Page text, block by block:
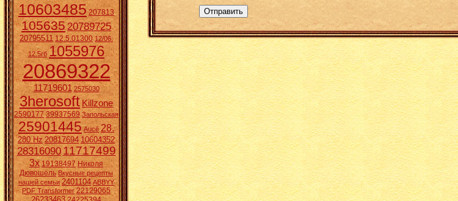
10603485 207813
10563520789725
20795511 12.5.01300 12/06.
12.5гб 1055976
20869322
11719601 2575030
3herosoft Killzone
2590177 39937569 Запольская
25901445 Aucē 28.
280 Hz 20817694 10604352
2831609011717499
3x 19138497 Николя
Дювошель Вкусные рецепты
нашей семьи 2401104 ABBYY
PDF Transformer 22129065
Отправить